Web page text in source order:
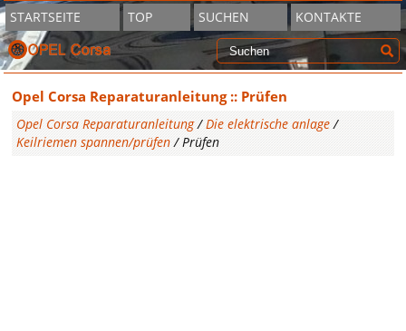
STARTSEITE TOP SUCHEN KONTAKTE
Opel Corsa Reparaturanleitung :: Prüfen
Opel Corsa Reparaturanleitung/Die elektrische anlage /
Keilriemen spannen/prüfen / Prüfen